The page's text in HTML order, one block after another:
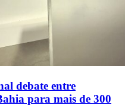
debate entre
para mais de 300